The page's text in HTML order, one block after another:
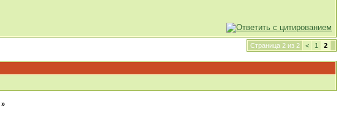
Страница 2 из 2 < 1 2
»